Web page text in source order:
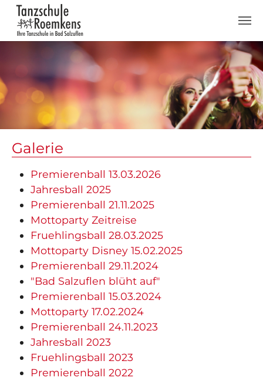
Zum Hauptinhalt springen
Galerie
Premierenball 13.03.2026
Jahresball 2025
Premierenball 21.11.2025
Mottoparty Zeitreise
Fruehlingsball 28.03.2025
Mottoparty Disney 15.02.2025
Premierenball 29.11.2024
"Bad Salzuflen blüht auf"
Premierenball 15.03.2024
Mottoparty 17.02.2024
Premierenball 24.11.2023
Jahresball 2023
Fruehlingsball 2023
Premierenball 2022